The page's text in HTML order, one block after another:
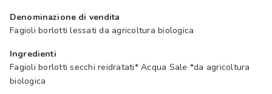
Denominazione di vendita
Fagioli borlotti lessati da agricoltura biologica
Ingredienti
Fagioli borlotti secchi reidratati* Acqua Sale *da agricoltura
biologica